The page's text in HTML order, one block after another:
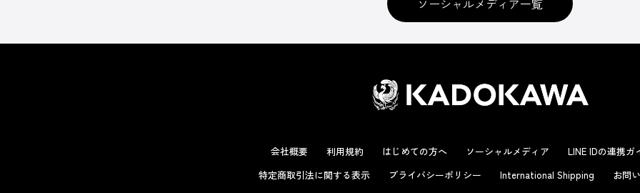
会社概要 利用規約 はじめての方へ ソーシャルメディア LINE IDの連携ガ
特定商取引法に関する表示
プライバシーポリシー International Shipping お問